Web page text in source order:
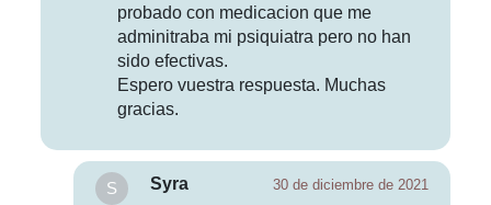
probado con medicacion que me
adminitraba mi psiquiatra pero no han
sido efectivas.
Espero vuestra respuesta. Muchas
gracias.
30 de diciembre de 2021
Syra